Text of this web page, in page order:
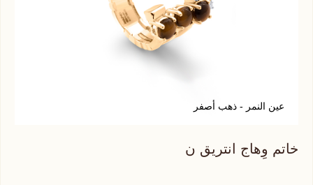
عين النمر - ذهب أصفر
خاتم وِهاج انتريق ن